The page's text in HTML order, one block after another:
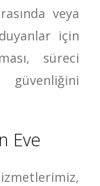
veya
için
süreci
güvenliğini
Eve